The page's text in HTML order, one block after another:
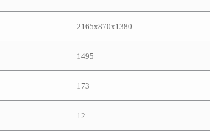
2165x870x1380
1495
173
12